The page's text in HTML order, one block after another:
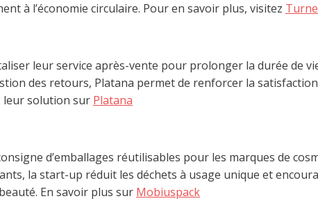
à l’économie circulaire. Pour en savoir plus, visitez
leur service après-vente pour prolonger la durée de
des retours, Platana permet de renforcer la
leur solution sur Platana
d’emballages réutilisables pour les marques de
la start-up réduit les déchets à usage unique et
En savoir plus sur Mobiuspack